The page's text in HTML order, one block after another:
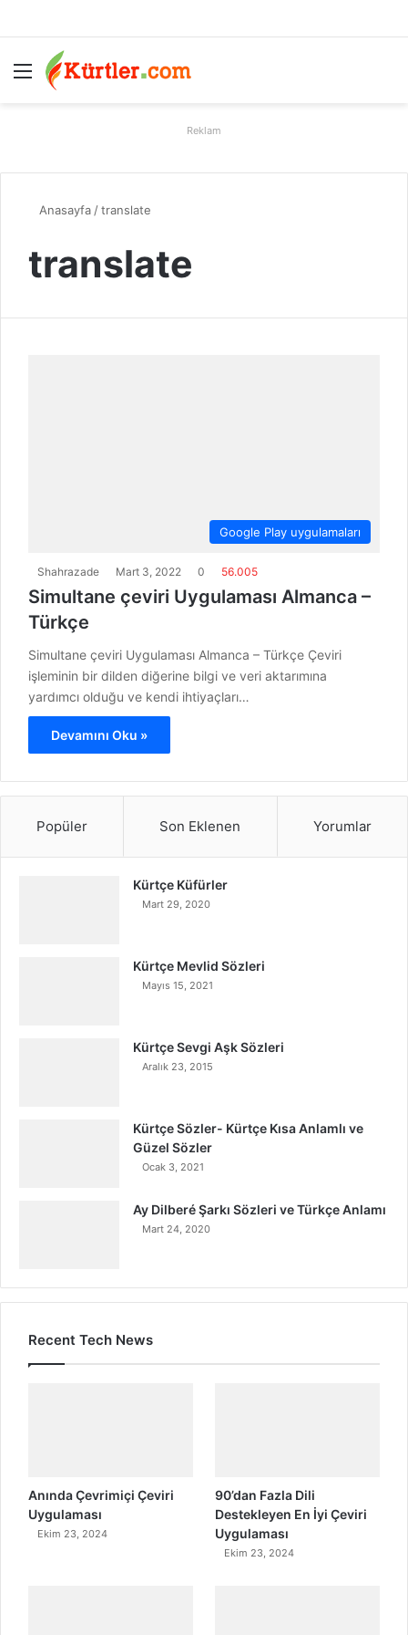
Menü
Reklam
Anasayfa /translate
translate
Google Play uygulamaları
Shahrazade Mart 3, 2022 0 56.005
Simultane çeviri Uygulaması Almanca –
Türkçe
Simultane çeviri Uygulaması Almanca – Türkçe Çeviri
işleminin bir dilden diğerine bilgi ve veri aktarımına
yardımcı olduğu ve kendi ihtiyaçları…
Devamını Oku »
Popüler Son Eklenen Yorumlar
Kürtçe Küfürler
Mart 29, 2020
Kürtçe Mevlid Sözleri
Mayıs 15, 2021
Kürtçe Sevgi Aşk Sözleri
Aralık 23, 2015
Kürtçe Sözler- Kürtçe Kısa Anlamlı ve
Güzel Sözler
Ocak 3, 2021
Ay Dilberé Şarkı Sözleri ve Türkçe Anlamı
Mart 24, 2020
Recent Tech News
Anında Çevrimiçi Çeviri
Uygulaması
Ekim 23, 2024
90’dan Fazla Dili
Destekleyen En İyi Çeviri
Uygulaması
Ekim 23, 2024